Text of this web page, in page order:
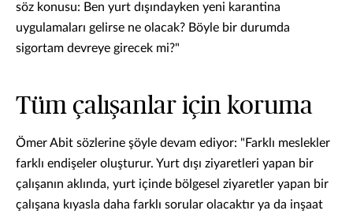
söz konusu: Ben yurt dışındayken yeni karantina
uygulamaları gelirse ne olacak? Böyle bir durumda
sigortam devreye girecek mi?"
Tüm çalışanlar için koruma
Ömer Abit sözlerine şöyle devam ediyor: "Farklı meslekler
farklı endişeler oluşturur. Yurt dışı ziyaretleri yapan bir
çalışanın aklında, yurt içinde bölgesel ziyaretler yapan bir
çalışana kıyasla daha farklı sorular olacaktır ya da inşaat